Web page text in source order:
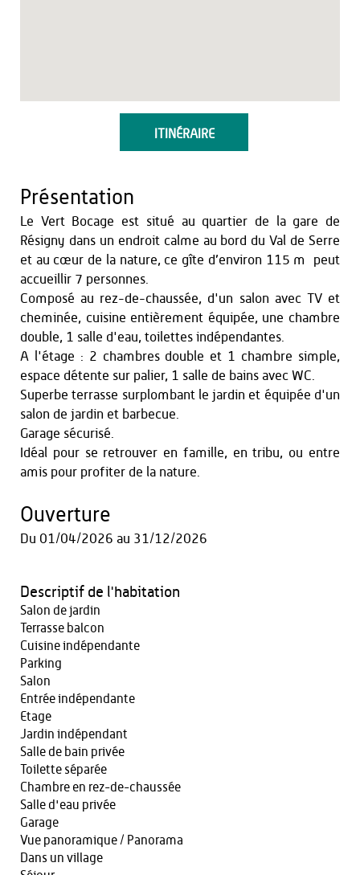
ITINÉRAIRE
Présentation
Le Vert Bocage est situé au quartier de la gare de
Résigny dans un endroit calme au bord du Val de Serre
et au cœur de la nature, ce gîte d’environ 115 m² peut
accueillir 7 personnes.
Composé au rez-de-chaussée, d'un salon avec TV et
cheminée, cuisine entièrement équipée, une chambre
double, 1 salle d'eau, toilettes indépendantes.
A l'étage : 2 chambres double et 1 chambre simple,
espace détente sur palier, 1 salle de bains avec WC.
Superbe terrasse surplombant le jardin et équipée d'un
salon de jardin et barbecue.
Garage sécurisé.
Idéal pour se retrouver en famille, en tribu, ou entre
amis pour profiter de la nature.
Ouverture
Du 01/04/2026 au 31/12/2026
Descriptif de l'habitation
Salon de jardin
Terrasse balcon
Cuisine indépendante
Parking
Salon
Entrée indépendante
Etage
Jardin indépendant
Salle de bain privée
Toilette séparée
Chambre en rez-de-chaussée
Salle d'eau privée
Garage
Vue panoramique / Panorama
Dans un village